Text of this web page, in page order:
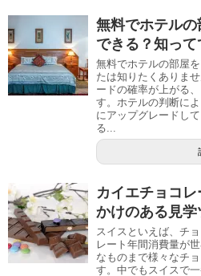
無料でホテル
できる？知っ
無料でホテルの部屋
たは知りたくありま
ードの確率が上がる
す。ホテルの判断に
にアップグレードし
る...
カイエチョコ
かけのある見学
スイスといえば、チ
レート年間消費量が
なものまで様々なチ
す。中でもスイスで